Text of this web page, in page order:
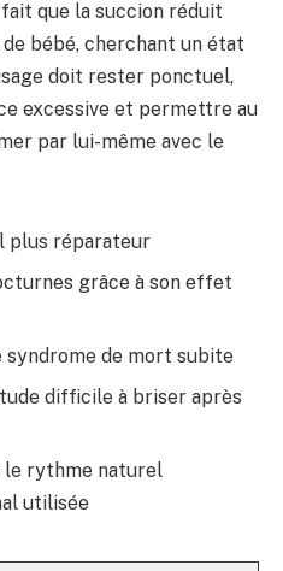
que la succion réduit
bébé, cherchant un état
doit rester ponctuel,
excessive et permettre au
par lui-même avec le
plus réparateur
grâce à son effet
syndrome de mort subite
difficile à briser après
le rythme naturel
utilisée